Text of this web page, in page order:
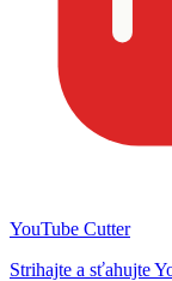
YouTube Cutter
Strihajte a sťahujte